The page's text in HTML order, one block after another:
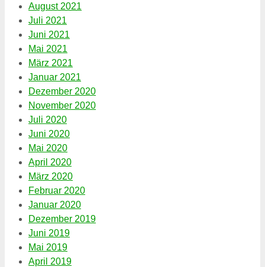
August 2021
Juli 2021
Juni 2021
Mai 2021
März 2021
Januar 2021
Dezember 2020
November 2020
Juli 2020
Juni 2020
Mai 2020
April 2020
März 2020
Februar 2020
Januar 2020
Dezember 2019
Juni 2019
Mai 2019
April 2019